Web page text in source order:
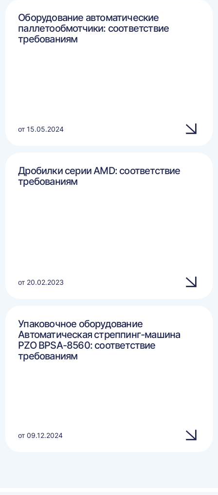
Оборудование автоматические
паллетообмотчики: соответствие
требованиям
от 15.05.2024
Дробилки серии AMD: соответствие
требованиям
от 20.02.2023
Упаковочное оборудование
Автоматическая стреппинг-машина
PZO BPSA-8560: соответствие
требованиям
от 09.12.2024